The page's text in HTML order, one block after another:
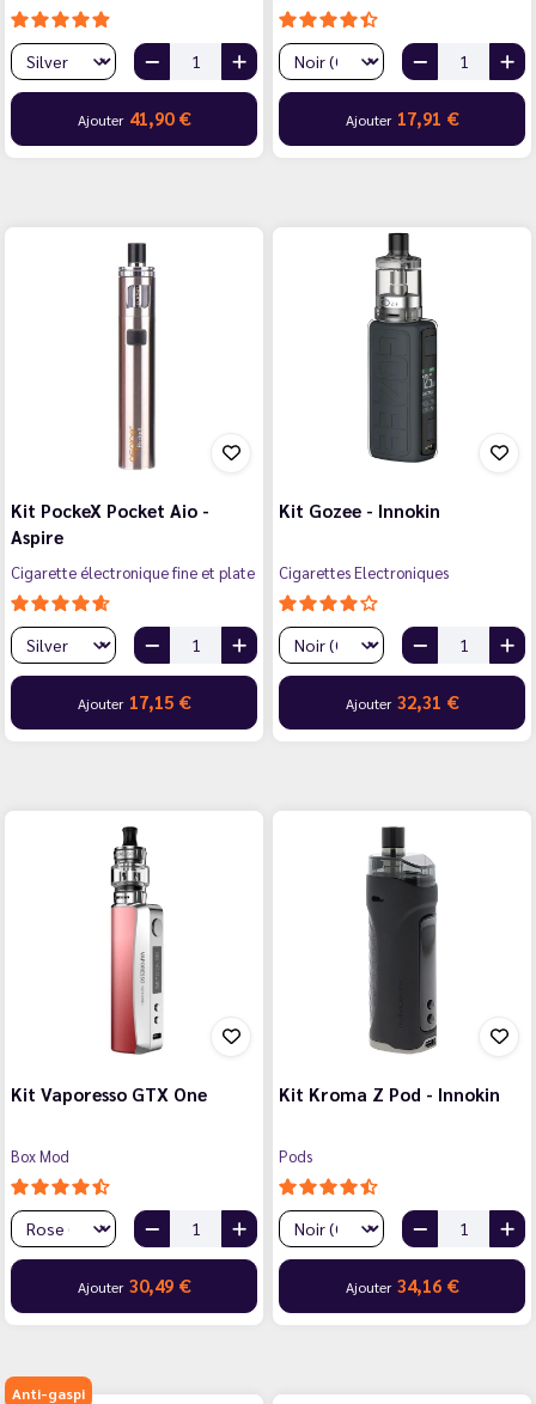
Ajouter 41,90 € Ajouter 17,91 €
Kit PockeX Pocket Aio -
Aspire
Cigarette électronique fine et plate
Ajouter 17,15 €
Kit Gozee - Innokin
Cigarettes Electroniques
Ajouter 32,31 €
Kit Vaporesso GTX One
Box Mod
Ajouter 30,49 €
Kit Kroma Z Pod - Innokin
Pods
Ajouter 34,16 €
Anti-gaspi